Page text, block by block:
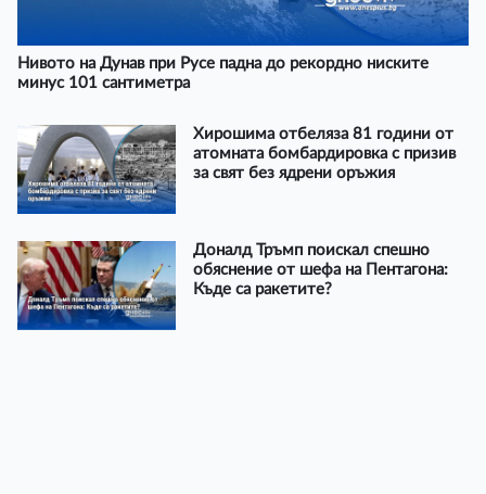
Нивото на Дунав при Русе падна до рекордно ниските
минус 101 сантиметра
Хирошима отбеляза 81 години от
атомната бомбардировка с призив
за свят без ядрени оръжия
Доналд Тръмп поискал спешно
обяснение от шефа на Пентагона:
Къде са ракетите?